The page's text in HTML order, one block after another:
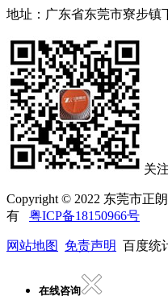
地址： 广东省东莞市寮步镇
关
Copyright © 2022 东莞市正
有 粤ICP备18150966号
网站地图 免责声明 百度统
在线咨询